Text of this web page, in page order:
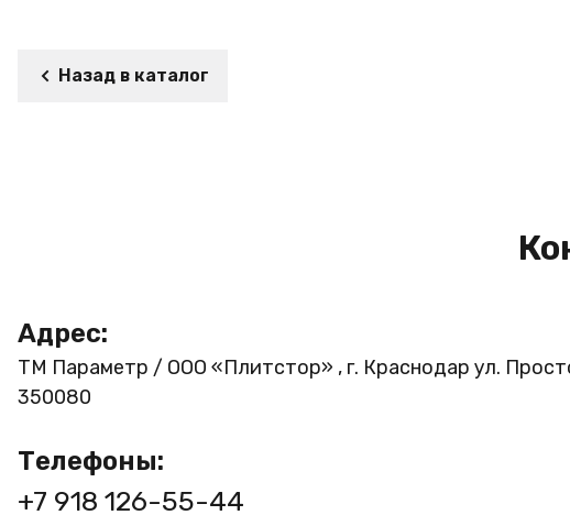
Назад в каталог
Адрес:
ТМ Параметр / ООО «Плитстор» , г. Краснодар ул.
350080
Телефоны:
+7 918 126-55-44